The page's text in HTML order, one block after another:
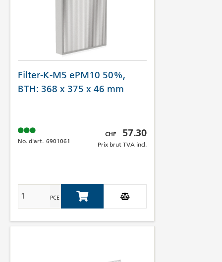
Filter-K-M5 ePM10 50%,
BTH: 368 x 375 x 46 mm
Prix brut TVA incl.
CHF 57.30
Prix brut TVA incl.
No. d'art. 6901061
PCE Add to Cart